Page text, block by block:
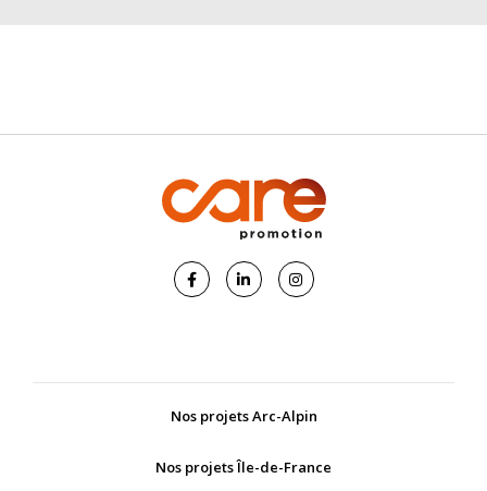
Nos projets Arc-Alpin
Nos projets Île-de-France